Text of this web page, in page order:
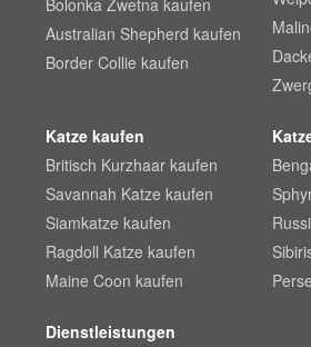
Australian Shepherd kaufen
Border Collie kaufen
Katze kaufen
Britisch Kurzhaar kaufen
Savannah Katze kaufen
Siamkatze kaufen
Ragdoll Katze kaufen
Maine Coon kaufen
Dienstleistungen